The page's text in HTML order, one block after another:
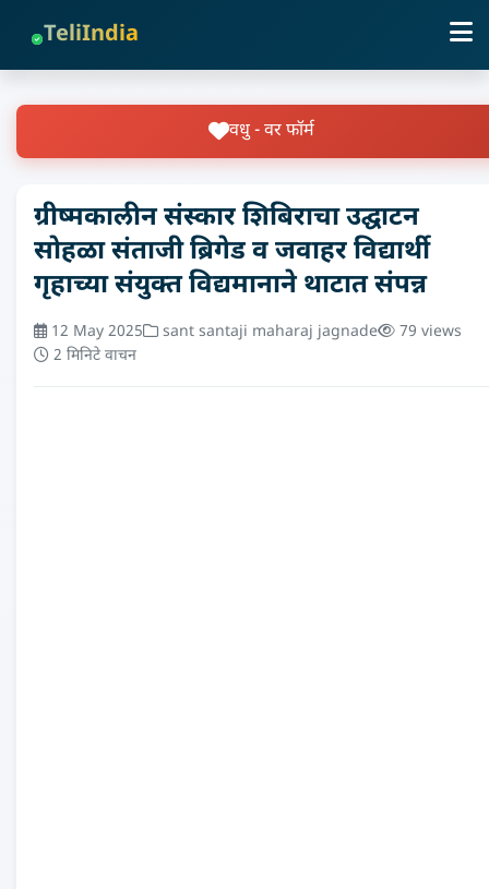
TeliIndia
वधु - वर फॉर्म
ग्रीष्मकालीन संस्कार शिबिराचा उद्घाटन
सोहळा संताजी ब्रिगेड व जवाहर विद्यार्थी
गृहाच्या संयुक्त विद्यमानाने थाटात संपन्न
12 May 2025 sant santaji maharaj jagnade
79 views
2 मिनिटे वाचन